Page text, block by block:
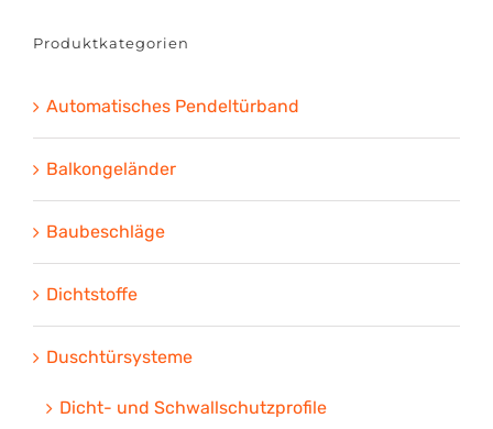
Produktkategorien
Automatisches Pendeltürband
Balkongeländer
Baubeschläge
Dichtstoffe
Duschtürsysteme
Dicht- und Schwallschutzprofile